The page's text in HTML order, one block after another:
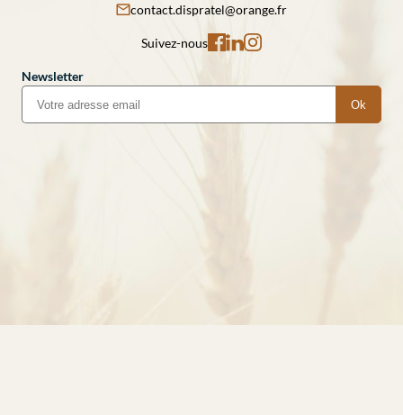
contact.dispratel@orange.fr
Suivez-nous
Newsletter
Ok